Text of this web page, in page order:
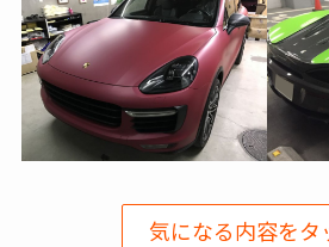
気になる内容を